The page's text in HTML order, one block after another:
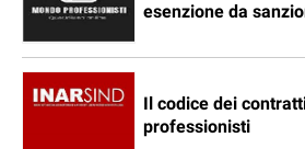
esenzione da
Il codice dei
professionisti